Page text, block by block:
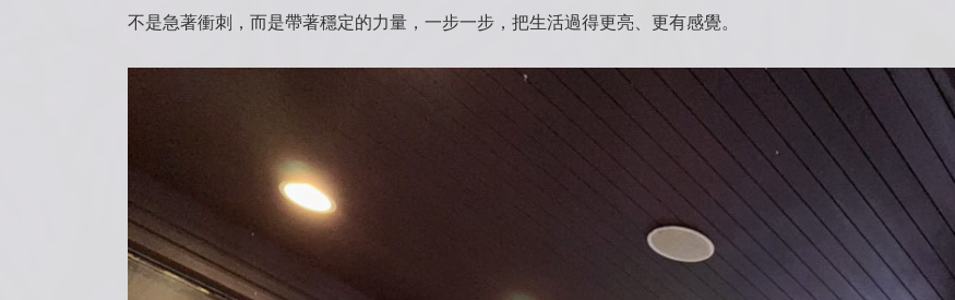
不是急著衝刺，而是帶著穩定的力量，一步一步，把生活過得更亮、更有感覺。